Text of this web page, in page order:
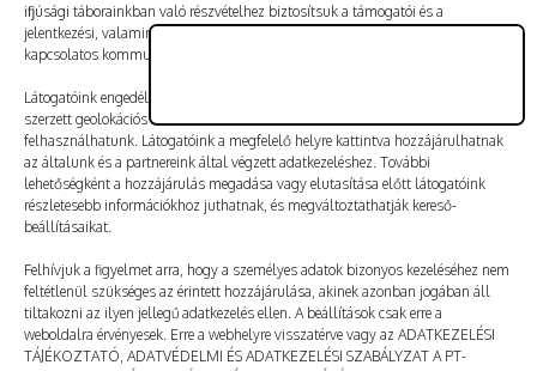
ifjúsági táborainkban való részvételhez biztosítsuk a támogatói és a
jelentkezési, valamint a számlázási feltételeket és a táborszervezéssel
kapcsolatos kommunikációt.
Látogatóink engedélyével mi és a partnereink eszközleolvasásos módszerrel
szerzett geolokációs adatokat és azonosítási információkat is
felhasználhatunk. Látogatóink a megfelelő helyre kattintva hozzájárulhatnak
az általunk és a partnereink által végzett adatkezeléshez. További
lehetőségként a hozzájárulás megadása vagy elutasítása előtt látogatóink
részletesebb információkhoz juthatnak, és megváltoztathatják kereső-
beállításaikat.
Felhívjuk a figyelmet arra, hogy a személyes adatok bizonyos kezeléséhez nem
feltétlenül szükséges az érintett hozzájárulása, akinek azonban jogában áll
tiltakozni az ilyen jellegű adatkezelés ellen. A beállítások csak erre a
weboldalra érvényesek. Erre a webhelyre visszatérve vagy az ADATKEZELÉSI
TÁJÉKOZTATÓ, ADATVÉDELMI ÉS ADATKEZELÉSI SZABÁLYZAT A PT-
A nevem, e-mail-címem, és weboldalcímem mentése
a böngészőben a következő hozzászólásomhoz.